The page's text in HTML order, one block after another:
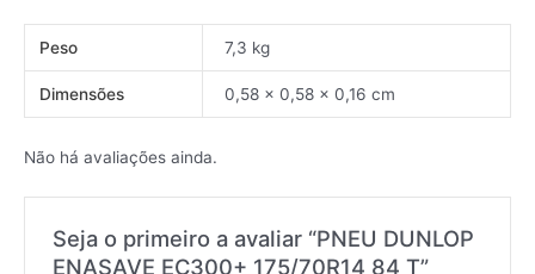
Peso 7,3 kg
Dimensões 0,58 × 0,58 × 0,16 cm
Não há avaliações ainda.
Seja o primeiro a avaliar “PNEU DUNLOP
ENASAVE EC300+ 175/70R14 84 T”